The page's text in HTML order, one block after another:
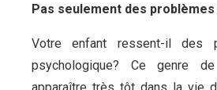
Pas seulement des problèmes
Votre enfant ressent-il des
psychologique? Ce genre